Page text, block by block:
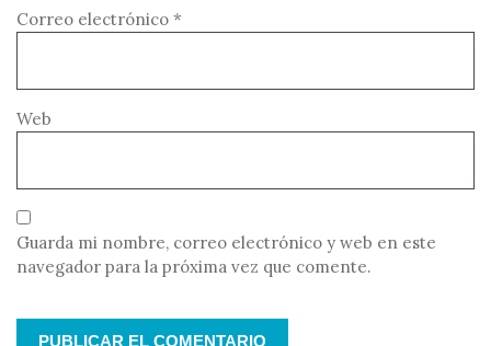
Correo electrónico *
Web
Guarda mi nombre, correo electrónico y web en este
navegador para la próxima vez que comente.